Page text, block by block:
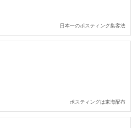
日本一のポスティング集客法
ポスティングは東海配布